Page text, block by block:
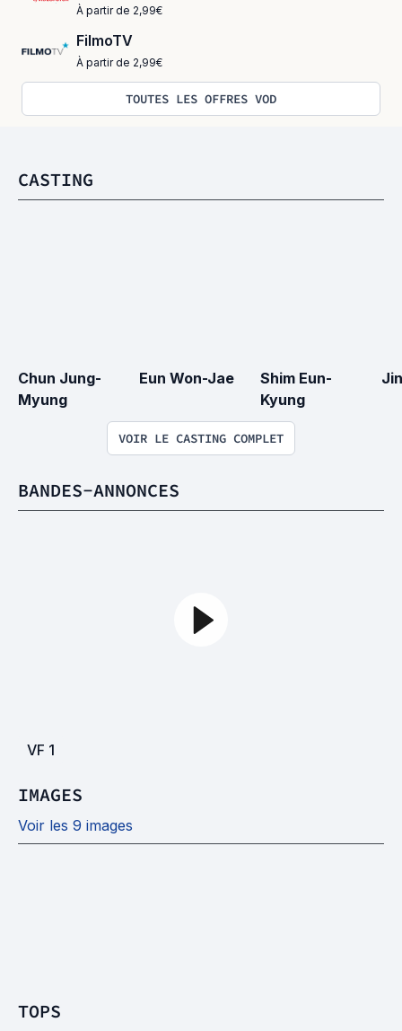
À partir de 2,99€
FilmoTV
À partir de 2,99€
TOUTES LES OFFRES VOD
CASTING
Chun Jung-
Myung
Eun Won-Jae
Shim Eun-
Kyung
VOIR LE CASTING COMPLET
BANDES-ANNONCES
VF 1
IMAGES
Voir les 9 images
TOPS